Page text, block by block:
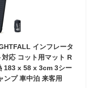
インフレータ
応 コット用マット R
183 x 58 x 3cm 3シー
ンプ 車中泊 来客用